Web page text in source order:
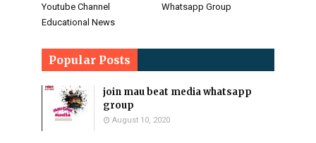
Youtube Channel
Whatsapp Group
Educational News
Popular Posts
join mau beat media whatsapp
group
August 10, 2020